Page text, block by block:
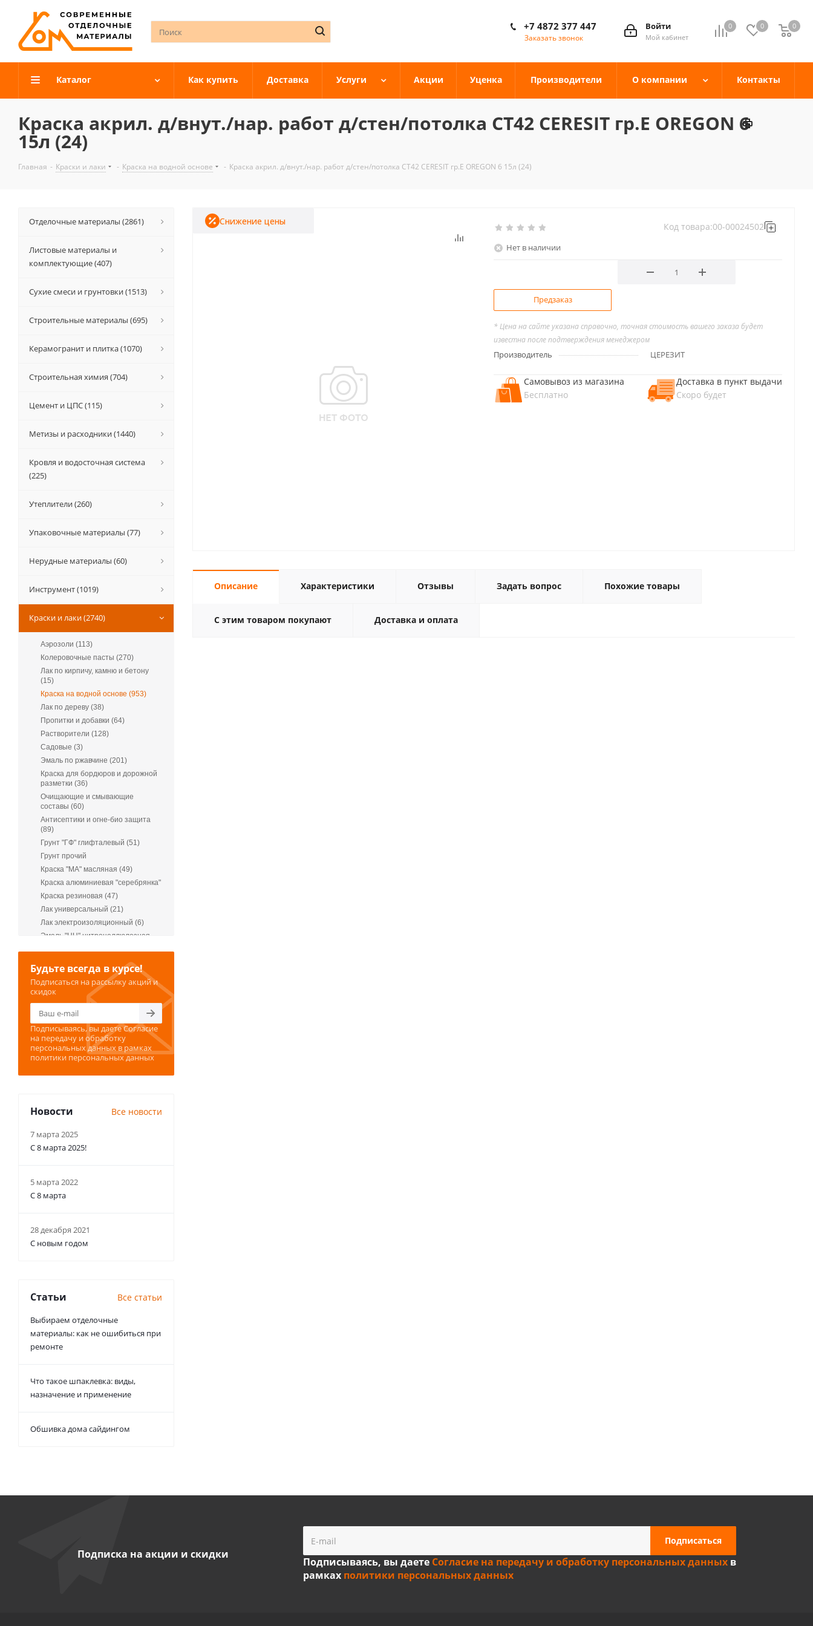
0 0 0
Войти
Мой кабинет
+7 4872 377 447
Заказать звонок
Каталог Как купить Доставка Услуги Акции Уценка Производители О компании Контакты
Краска акрил. д/внут./нар. работ д/стен/потолка CT42 CERESIT гр.E OREGON 6
15л (24)
Главная - Краски и лаки - Краска на водной основе - Краска акрил. д/внут./нар. работ д/стен/потолка CT42 CERESIT гр.E OREGON 6 15л (24)
Нет в наличии
Код товара:00-00024502
Снижение цены
Предзаказ
* Цена на сайте указана справочно, точная стоимость вашего заказа будет
известна после подтверждения менеджером
Производитель ЦЕРЕЗИТ
Самовывоз из магазина
Бесплатно
Доставка в пункт выдачи
Скоро будет
Описание Характеристики Отзывы Задать вопрос Похожие товары
С этим товаром покупают Доставка и оплата
Отделочные материалы (2861)
Листовые материалы и
комплектующие (407)
Сухие смеси и грунтовки (1513)
Строительные материалы (695)
Керамогранит и плитка (1070)
Строительная химия (704)
Цемент и ЦПС (115)
Метизы и расходники (1440)
Кровля и водосточная система
(225)
Утеплители (260)
Упаковочные материалы (77)
Нерудные материалы (60)
Инструмент (1019)
Краски и лаки (2740)
Аэрозоли (113)
Колеровочные пасты (270)
Лак по кирпичу, камню и бетону
(15)
Краска на водной основе (953)
Лак по дереву (38)
Пропитки и добавки (64)
Растворители (128)
Садовые (3)
Эмаль по ржавчине (201)
Краска для бордюров и дорожной
разметки (36)
Очищающие и смывающие
составы (60)
Антисептики и огне-био защита
(89)
Грунт "ГФ" глифталевый (51)
Грунт прочий
Краска "МА" масляная (49)
Краска алюминиевая "серебрянка"
Краска резиновая (47)
Лак универсальный (21)
Лак электроизоляционный (6)
Эмаль "НЦ" нитроцеллюлозная
Эмаль акриловая (48)
Будьте всегда в курсе!
Подписаться на рассылку акций и
скидок
Подписываясь, вы даетеСогласие
на передачу и обработку
персональных данных в рамках
политики персональных данных
Новости Все новости
7 марта 2025
С 8 марта 2025!
5 марта 2022
С 8 марта
28 декабря 2021
С новым годом
Статьи Все статьи
Выбираем отделочные
материалы: как не ошибиться при
ремонте
Что такое шпаклевка: виды,
назначение и применение
Обшивка дома сайдингом
Подписка на акции и скидки
Подписываясь, вы даете Согласие на передачу и обработку персональных данныхв
рамках политики персональных данных